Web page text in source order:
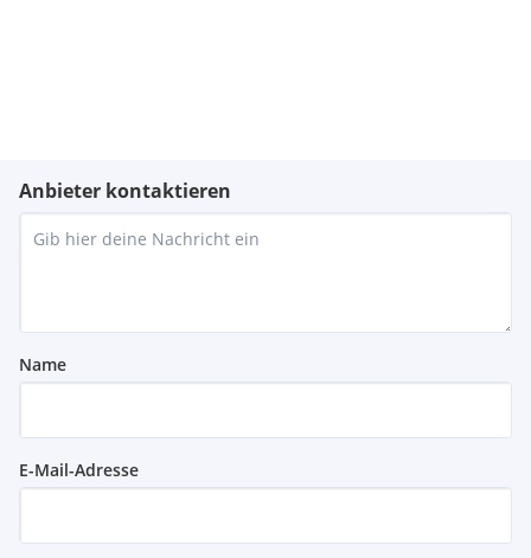
Anbieter kontaktieren
Name
E-Mail-Adresse